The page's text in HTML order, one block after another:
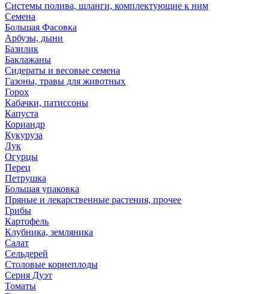
Системы полива, шланги, комплектующие к ним
Семена
Большая Фасовка
Арбузы, дыни
Базилик
Баклажаны
Сидераты и весовые семена
Газоны, травы для животных
Горох
Кабачки, патиссоны
Капуста
Кориандр
Кукуруза
Лук
Огурцы
Перец
Петрушка
Большая упаковка
Пряные и лекарственные растения, прочее
Грибы
Картофель
Клубника, земляника
Салат
Сельдерей
Столовые корнеплоды
Серия Дуэт
Томаты